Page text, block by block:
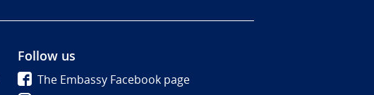
Follow us
The Embassy Facebook page